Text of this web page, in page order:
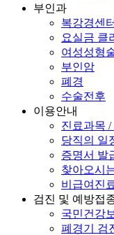
부인과
복강경센터
요실금 클
여성성형
부인암
폐경
수술전후
이용안내
진료과목
당직의 일
증명서 발
찾아오시
비급여진
검진 및 예방접
국민건강
폐경기 검